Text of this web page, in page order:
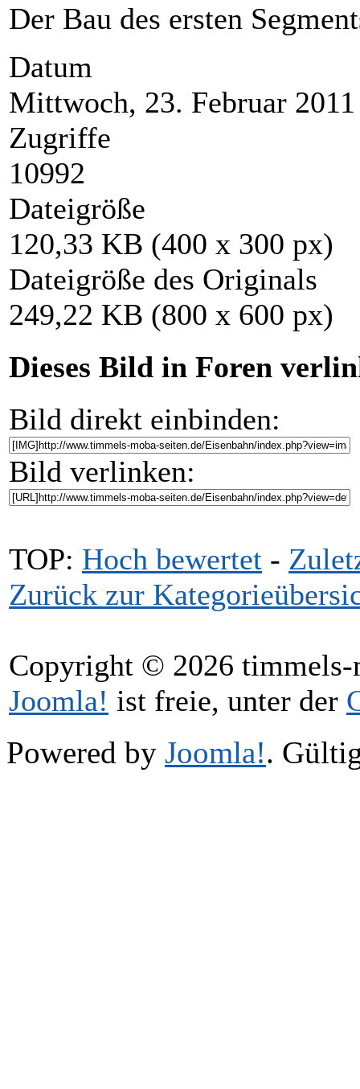
Der Bau des ersten
Datum
Mittwoch, 23. Februar 2011
Zugriffe
10992
Dateigröße
120,33 KB (400 x 300 px)
Dateigröße des Originals
249,22 KB (800 x 600 px)
Dieses Bild in Foren
Bild direkt einbinden:
Bild verlinken:
TOP: Hoch bewertet -
Zurück zur
Copyright © 2026 timmels-
Joomla! ist freie, unter der
Powered by Joomla!.